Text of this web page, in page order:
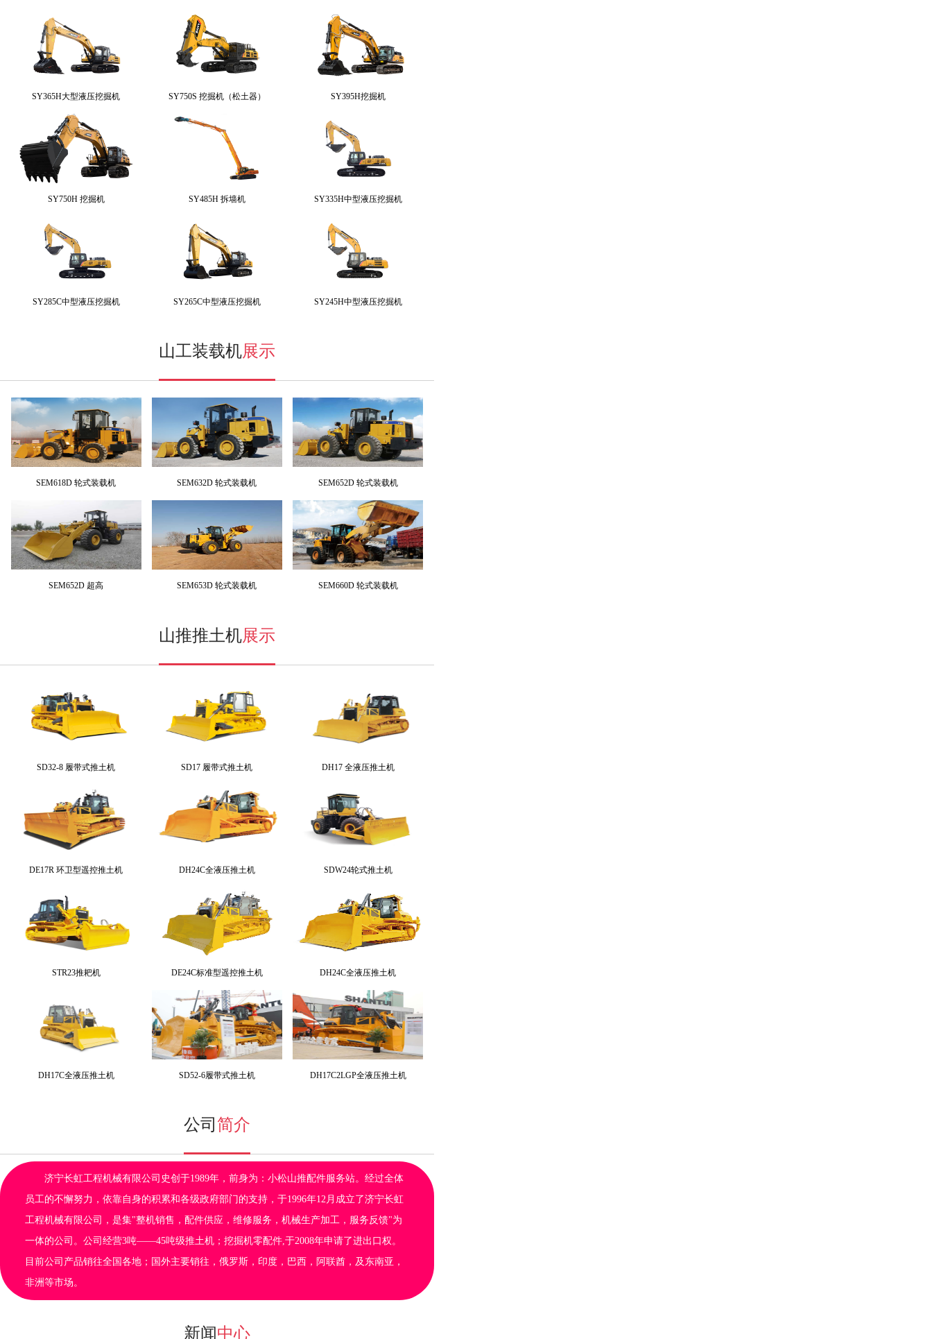
SY365H大型液压挖掘机 SY750S 挖掘机（松土器） SY395H挖掘机
SY750H 挖掘机 SY485H 拆墙机 SY335H中型液压挖掘机
SY285C中型液压挖掘机 SY265C中型液压挖掘机 SY245H中型液压挖掘机
山工装载机展示
SEM618D 轮式装载机 SEM632D 轮式装载机 SEM652D 轮式装载机
SEM652D 超高 SEM653D 轮式装载机 SEM660D 轮式装载机
山推推土机展示
SD32-8 履带式推土机 SD17 履带式推土机 DH17 全液压推土机
DE17R 环卫型遥控推土机 DH24C全液压推土机 SDW24轮式推土机
STR23推耙机 DE24C标准型遥控推土机 DH24C全液压推土机
DH17C全液压推土机 SD52-6履带式推土机 DH17C2LGP全液压推土机
公司 简介
济宁长虹工程机械有限公司史创于1989年，前身为：小松山推配件服务站。经过全体
员工的不懈努力，依靠自身的积累和各级政府部门的支持，于1996年12月成立了济宁长虹
工程机械有限公司，是集"整机销售，配件供应，维修服务，机械生产加工，服务反馈"为
一体的公司。公司经营3吨——45吨级推土机；挖掘机零配件,于2008年申请了进出口权。
目前公司产品销往全国各地；国外主要销往，俄罗斯，印度，巴西，阿联酋，及东南亚，
非洲等市场。
新闻中心